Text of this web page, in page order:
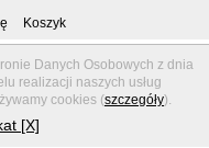
Danych Osobowych z dnia
realizacji naszych usług
cookies (szczegóły).
[X]
Koszyk